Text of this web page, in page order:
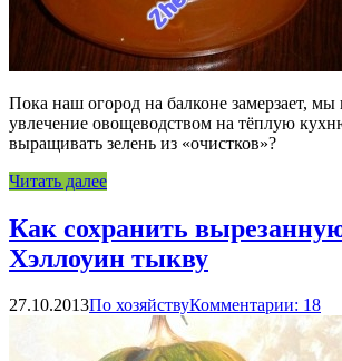
Пока наш огород на балконе замерзает, мы
увлечение овощеводством на тёплую
выращивать зелень из «очистков»?
Читать далее
Как сохранить
Хэллоуин тыкву
27.10.2013По хозяйствуКомментарии: 18